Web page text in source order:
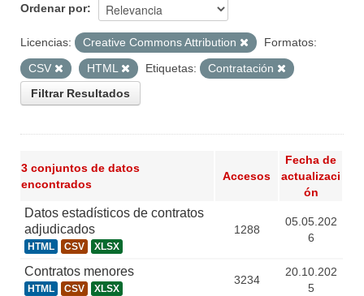
Ordenar por
Licencias: Creative Commons Attribution
Formatos:
CSV
HTML Etiquetas:
Contratación
Filtrar Resultados
3 conjuntos de datos
encontrados
Accesos
Fecha de
actualizaci
ón
Datos estadísticos de contratos
adjudicados
HTML CSV XLSX
1288
05.05.202
6
Contratos menores
HTML CSV XLSX
3234
20.10.202
5